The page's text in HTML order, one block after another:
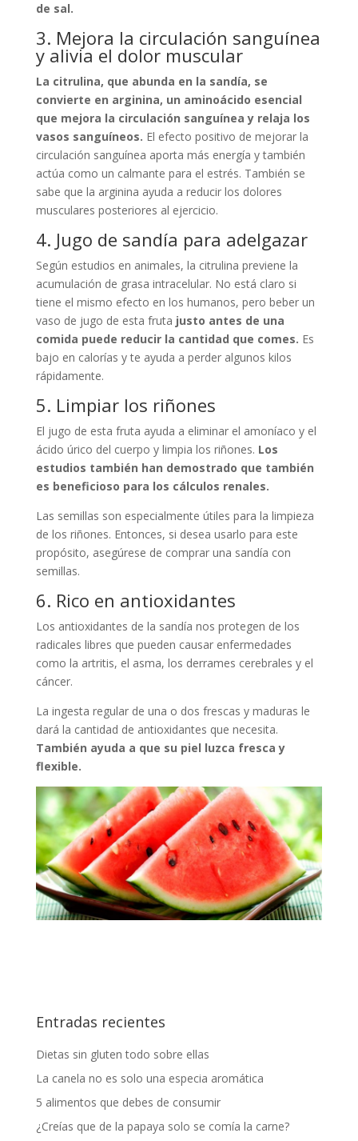
de sal.
3. Mejora la circulación sanguínea
y alivia el dolor muscular
La citrulina, que abunda en la sandía, se
convierte en arginina, un aminoácido esencial
que mejora la circulación sanguínea y relaja los
vasos sanguíneos. El efecto positivo de mejorar la
circulación sanguínea aporta más energía y también
actúa como un calmante para el estrés. También se
sabe que la arginina ayuda a reducir los dolores
musculares posteriores al ejercicio.
4. Jugo de sandía para adelgazar
Según estudios en animales, la citrulina previene la
acumulación de grasa intracelular. No está claro si
tiene el mismo efecto en los humanos, pero beber un
vaso de jugo de esta fruta justo antes de una
comida puede reducir la cantidad que comes. Es
bajo en calorías y te ayuda a perder algunos kilos
rápidamente.
5. Limpiar los riñones
El jugo de esta fruta ayuda a eliminar el amoníaco y el
ácido úrico del cuerpo y limpia los riñones. Los
estudios también han demostrado que también
es beneficioso para los cálculos renales.
Las semillas son especialmente útiles para la limpieza
de los riñones. Entonces, si desea usarlo para este
propósito, asegúrese de comprar una sandía con
semillas.
6. Rico en antioxidantes
Los antioxidantes de la sandía nos protegen de los
radicales libres que pueden causar enfermedades
como la artritis, el asma, los derrames cerebrales y el
cáncer.
La ingesta regular de una o dos frescas y maduras le
dará la cantidad de antioxidantes que necesita.
También ayuda a que su piel luzca fresca y
flexible.
Entradas recientes
Dietas sin gluten todo sobre ellas
La canela no es solo una especia aromática
5 alimentos que debes de consumir
¿Creías que de la papaya solo se comía la carne?